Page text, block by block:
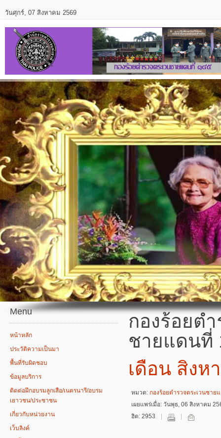
วันศุกร์, 07 สิงหาคม 2569
Menu
หน้าหลัก
ประวัติความเป็นมา
พื้นที่รับผิดชอบ
ข้อมูลบริการ
ติดต่อฝึกอบรมลูกเสือ/เนตรนารี/อบรม
เยาวชน/ประชาชน
เกี่ยวกับหน่วยงาน
เว็บลิงค์
กองร้อยต
ชายแดนที่
เดือน สิงห
หมวด: กองร้อยตำรวจตระเวนชาย
เผยแพร่เมื่อ: วันพุธ, 06 สิงหาคม
ฮิต: 2953